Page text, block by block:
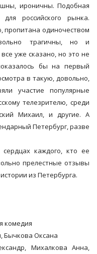
ироничны. Подобная
российского рынка.
пропитана одиночеством
трагичны, но и
уже сказано, но это не
бы на первый
в такую, довольно,
участие популярные
телезрителю, среди
Михаил, и другие. А
Петербург, разве
каждого, кто ее
прелестные отзывы
из Петербурга.
комедия
Бычкова Оксана
Михалкова Анна,